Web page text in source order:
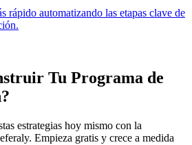
rápido automatizando las etapas clave de
Tu Programa de
estrategias hoy mismo con la
Empieza gratis y crece a medida